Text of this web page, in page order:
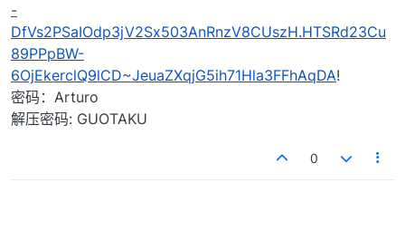
-
DfVs2PSaIOdp3jV2Sx503AnRnzV8CUszH.HTSRd23Cu
89PPpBW-
6OjEkerclQ9lCD~JeuaZXqjG5ih71Hla3FFhAqDA!
密码：Arturo
解压密码: GUOTAKU
0